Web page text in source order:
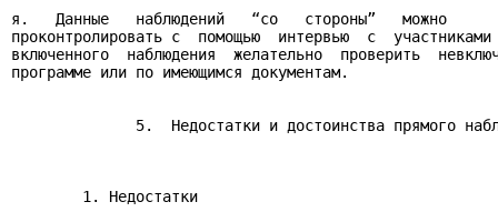
я.   Данные   наблюдений   “со   стороны”   можно
проконтролировать с  помощью  интервью  с
включенного  наблюдения  желательно  проверить
программе или по имеющимся документам.
5.  Недостатки и достоинства прямого
        1. Недостатки